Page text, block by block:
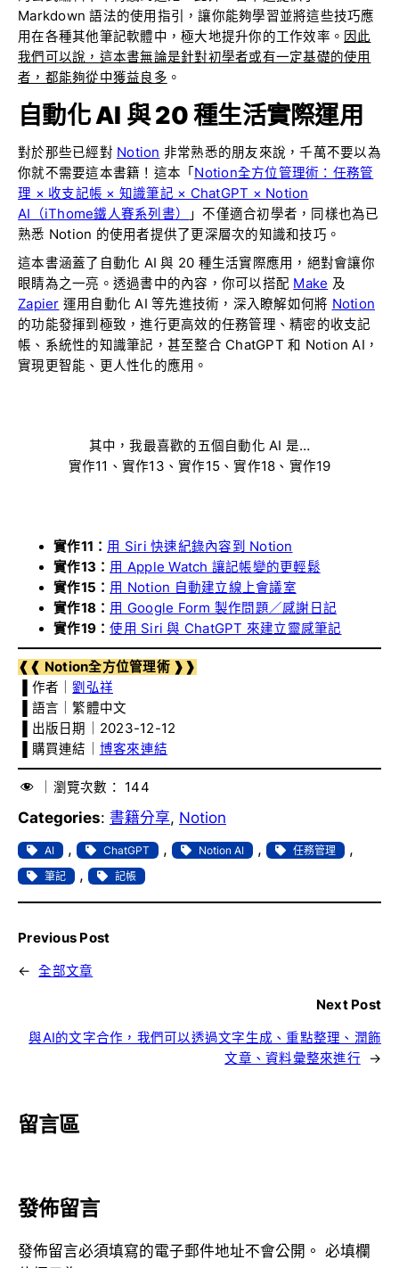
Markdown 語法的使用指引，讓你能夠學習並將這些技巧應
用在各種其他筆記軟體中，極大地提升你的工作效率。 因此
我們可以說，這本書無論是針對初學者或有一定基礎的使用
者，都能夠從中獲益良多 。
自動化 AI 與 20 種生活實際運用
對於那些已經對 Notion 非常熟悉的朋友來說，千萬不要以為
你就不需要這本書籍！這本「 Notion全方位管理術：任務管
理 × 收支記帳 × 知識筆記 × ChatGPT × Notion
AI（iThome鐵人賽系列書）
」不僅適合初學者，同樣也為已
熟悉 Notion 的使用者提供了更深層次的知識和技巧。
這本書涵蓋了自動化 AI 與 20 種生活實際應用，絕對會讓你
眼睛為之一亮。透過書中的內容，你可以搭配 Make 及
Zapier 運用自動化 AI 等先進技術，深入瞭解如何將 Notion
的功能發揮到極致，進行更高效的任務管理、精密的收支記
帳、系統性的知識筆記，甚至整合 ChatGPT 和 Notion AI，
實現更智能、更人性化的應用。
其中，我最喜歡的五個自動化 AI 是…
實作11、實作13、實作15、實作18、實作19
實作11： 用 Siri 快速紀錄內容到 Notion
實作13： 用 Apple Watch 讓記帳變的更輕鬆
實作15： 用 Notion 自動建立線上會議室
實作18： 用 Google Form 製作問題／感謝日記
實作19：使用 Siri 與 ChatGPT 來建立靈感筆記
❰❰ Notion全方位管理術 ❱❱
▐ 作者｜劉弘祥
▐ 語言｜繁體中文
▐ 出版日期｜2023-12-12
▐ 購買連結｜ 博客來連結
｜瀏覽次數： 144
Categories: 書籍分享, Notion
AI , ChatGPT , Notion AI , 任務管理 ,
筆記 , 記帳
Previous Post
← 全部文章
Next Post
與AI的文字合作，我們可以透過文字生成、重點整理、潤飾
文章、資料彙整來進行
→
留言區
發佈留言
發佈留言必須填寫的電子郵件地址不會公開。 必填欄